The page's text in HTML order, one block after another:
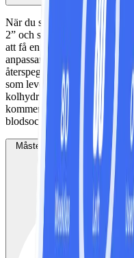
När du svarar “ja” på frågan
2” och sedan svarar på
att få en personlig matplan
anpassar din NollPointslista
återspeglar den mat du gillar
som lever med diabetes. Det
kolhydratinnehåll (t ex frukt,
kommer hamna på din
blodsocker mer än andra typer
Måste jag byta till det